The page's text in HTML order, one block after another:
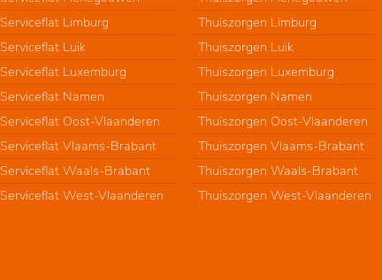
Serviceflat Limburg
Serviceflat Luik
Serviceflat Luxemburg
Serviceflat Namen
Serviceflat Oost-Vlaanderen
Serviceflat Vlaams-Brabant
Serviceflat Waals-Brabant
Serviceflat West-Vlaanderen
Thuiszorgen Limburg
Thuiszorgen Luik
Thuiszorgen Luxemburg
Thuiszorgen Namen
Thuiszorgen Oost-Vlaanderen
Thuiszorgen Vlaams-Brabant
Thuiszorgen Waals-Brabant
Thuiszorgen West-Vlaanderen